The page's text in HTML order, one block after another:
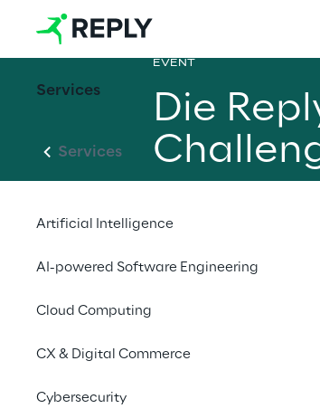
Services
Services
Artificial Intelligence
AI-powered Software Engineering
Cloud Computing
CX & Digital Commerce
Cybersecurity
EVENT
Die